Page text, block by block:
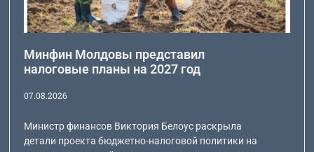
Минфин Молдовы представил
налоговые планы на 2027 год
07.08.2026
Министр финансов Виктория Белоус раскрыла
детали проекта бюджетно-налоговой политики на